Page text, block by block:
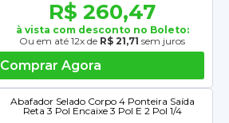
R$ 260,47
à vista com desconto no Boleto:
Ou em até 12x de R$ 21,71 sem juros
Comprar Agora
Abafador Selado Corpo 4 Ponteira Saída
Reta 3 Pol Encaixe 3 Pol E 2 Pol 1/4